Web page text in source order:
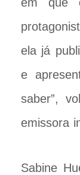
ela já
e
saber”,
emissora
Sabine